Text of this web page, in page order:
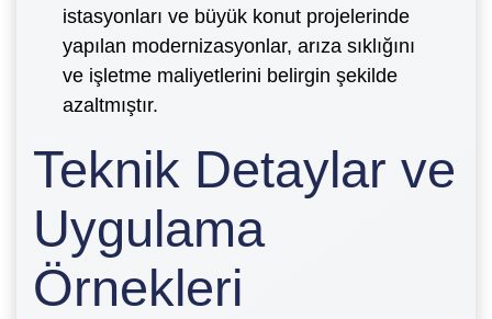
istasyonları ve büyük konut projelerinde
yapılan modernizasyonlar, arıza sıklığını
ve işletme maliyetlerini belirgin şekilde
azaltmıştır.
Teknik Detaylar ve
Uygulama
Örnekleri